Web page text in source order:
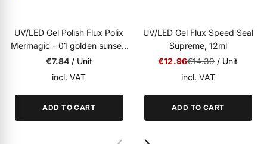
Gel anzeigen
Colour & Nail Art Gels anzeigen
UV/LED
UV/LED Gel Polish Flux Polix
Mermagic - 01 golden sunset,
12ml
€7.84/ Unit
incl. VAT
ADD TO CART
SPECIAL OFFER
BESTSELLER
UV/LED
UV/LED Gel Flux Speed Seal
Supreme, 12ml
Special Price
€12.96was
€14.39/ Unit
incl. VAT
ADD TO CART